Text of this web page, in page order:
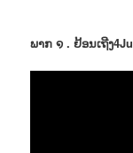
ພາກ ໑ . ຢ້ອນເຖີງ